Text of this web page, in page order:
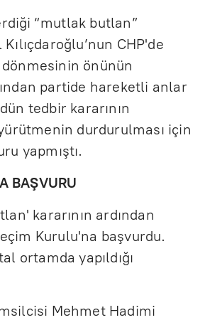
“mutlak butlan”
CHP'de
önünün
partide hareketli anlar
tedbir kararının
durdurulması için
yapmıştı.
BAŞVURU
kararının ardından
Kurulu'na başvurdu.
ortamda yapıldığı
Mehmet Hadimi